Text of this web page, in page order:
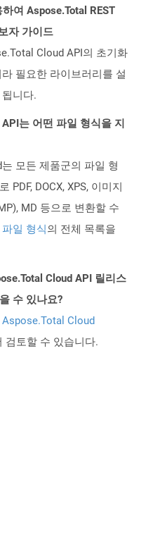
여 Aspose.Total REST
자 가이드
Cloud API의 초기화
필요한 라이브러리를 설
니다.
는 어떤 파일 형식을 지
모든 제품군의 파일 형
PDF, DOCX, XPS, 이미지
MD 등으로 변환할 수
일 형식의 전체 목록을
Cloud API 릴리스
수 있나요?
Aspose.Total Cloud
검토할 수 있습니다.